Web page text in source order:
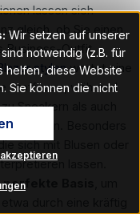
lassen sich
gleich, ob Sie einen
Business-Outfit
stylenwertet eine
Stoffhose, während
Sneakern als auch
machen. Besonders
sich mit Blusen oder
lassen.
perfekte Basis
Wir setzen auf unserer
notwendig (z.B. für
helfen, diese Website
Sie können die nicht
akzeptieren oder per
ablehnen. Den
Sie im Fußbereich
Dort können Sie
Webseite erhobenen